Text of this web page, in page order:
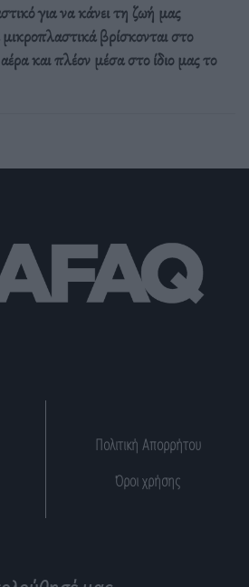
για να κάνει τη ζωή μας
βρίσκονται στο
και πλέον μέσα στο ίδιο μας το
Πολιτική Απορρήτου
Όροι χρήσης